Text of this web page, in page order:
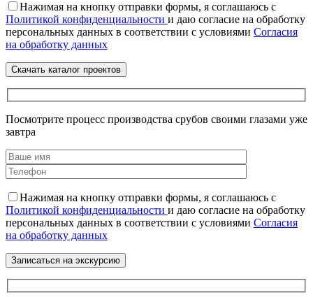
Нажимая на кнопку отправки формы, я соглашаюсь с
Политикой конфиденциальности и даю согласие на обработку
персональных данных в соответствии с условиями Согласия
на обработку данных
Посмотрите процесс производства срубов своими глазами уже
завтра
Нажимая на кнопку отправки формы, я соглашаюсь с
Политикой конфиденциальности и даю согласие на обработку
персональных данных в соответствии с условиями Согласия
на обработку данных